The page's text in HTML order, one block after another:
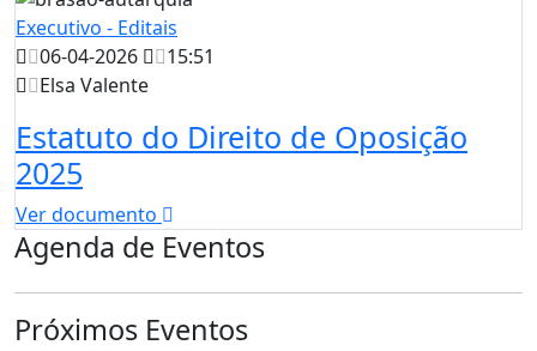
Executivo - Editais
06-04-2026
15:51
Elsa Valente
Estatuto do Direito de Oposição
2025
Ver documento
Agenda de Eventos
Próximos Eventos